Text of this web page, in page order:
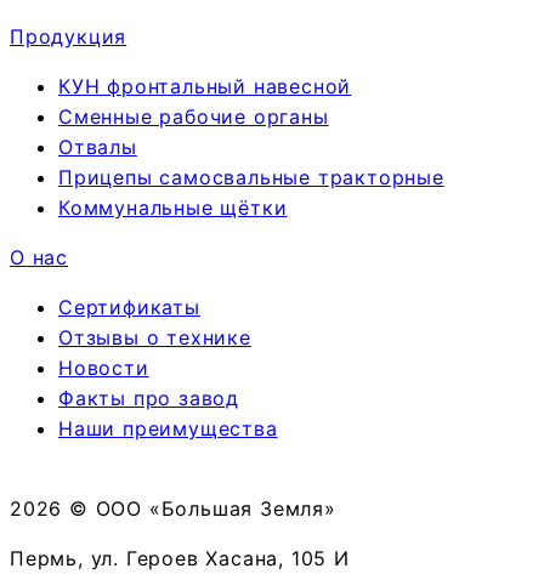
Продукция
КУН фронтальный навесной
Сменные рабочие органы
Отвалы
Прицепы самосвальные тракторные
Коммунальные щётки
О нас
Сертификаты
Отзывы о технике
Новости
Факты про завод
Наши преимущества
2026 © ООО «Большая Земля»
Пермь, ул. Героев Хасана, 105 И